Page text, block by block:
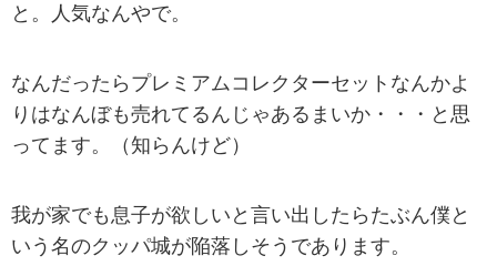
と。人気なんやで。
なんだったらプレミアムコレクターセットなんかよ
りはなんぼも売れてるんじゃあるまいか・・・と思
ってます。（知らんけど）
我が家でも息子が欲しいと言い出したらたぶん僕と
いう名のクッパ城が陥落しそうであります。